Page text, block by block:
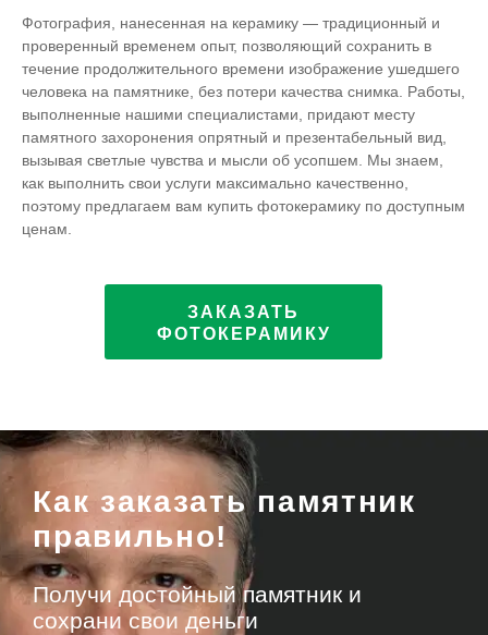
Фотография, нанесенная на керамику — традиционный и
проверенный временем опыт, позволяющий сохранить в
течение продолжительного времени изображение ушедшего
человека на памятнике, без потери качества снимка. Работы,
выполненные нашими специалистами, придают месту
памятного захоронения опрятный и презентабельный вид,
вызывая светлые чувства и мысли об усопшем. Мы знаем,
как выполнить свои услуги максимально качественно,
поэтому предлагаем вам купить фотокерамику по доступным
ценам.
ЗАКАЗАТЬ
ФОТОКЕРАМИКУ
Как заказать памятник
правильно!
Получи достойный памятник и
сохрани свои деньги